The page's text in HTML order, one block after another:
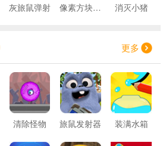
灰旅鼠弹射 像素方块家园 消灭小猪
更多
清除怪物 旅鼠发射器 装满水箱